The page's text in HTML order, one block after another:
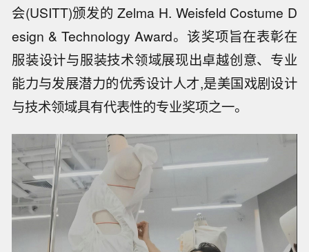
会(USITT)颁发的 Zelma H. Weisfeld Costume D
esign & Technology Award。该奖项旨在表彰在
服装设计与服装技术领域展现出卓越创意、专业
能力与发展潜力的优秀设计人才,是美国戏剧设计
与技术领域具有代表性的专业奖项之一。